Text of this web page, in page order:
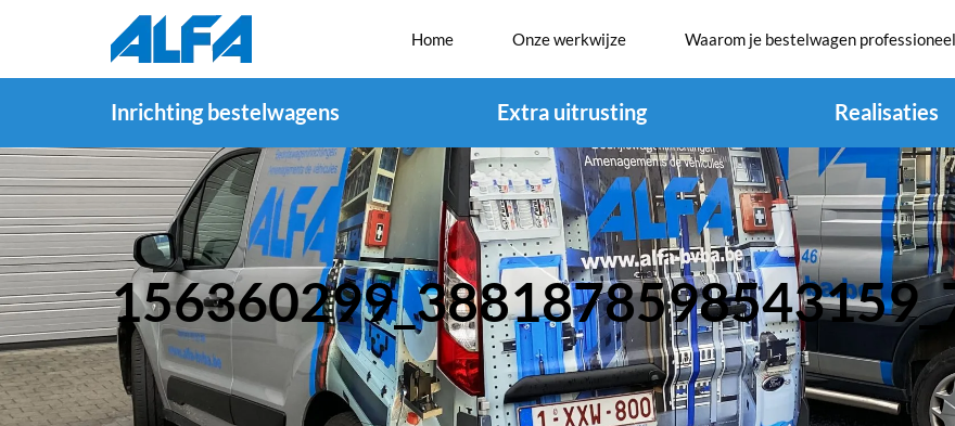
Home Onze werkwijze Waarom je bestelwagen
Inrichting bestelwagens Extra uitrusting Realisaties